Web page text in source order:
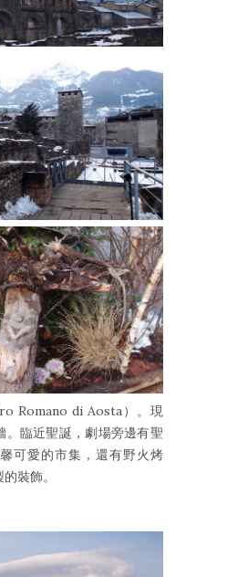
Romano di Aosta）。現
。臨近聖誕，劇場旁邊有聖
可愛的市集，還有野火烤
裝飾。